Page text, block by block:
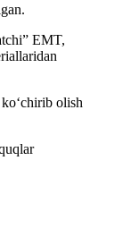
EMT,
olish